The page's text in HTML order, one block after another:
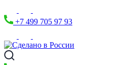
+7 499 705 97 93